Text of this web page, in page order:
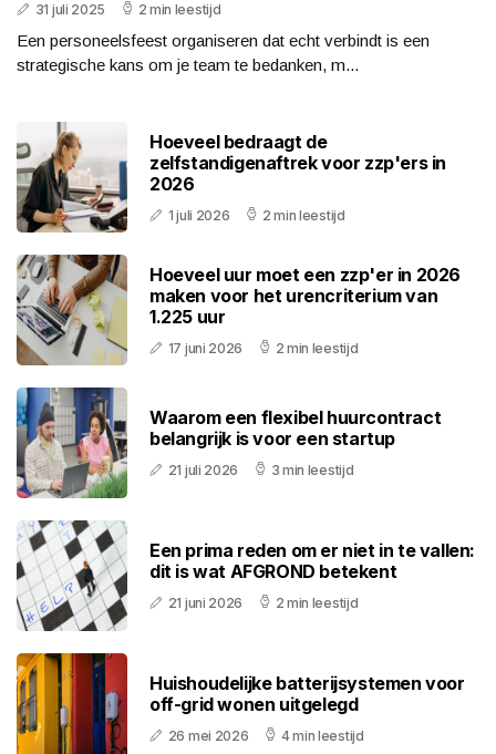
31 juli 2025 2 min leestijd
Een personeelsfeest organiseren dat echt verbindt is een
strategische kans om je team te bedanken, m...
Hoeveel bedraagt de
zelfstandigenaftrek voor zzp'ers in
2026
1 juli 2026 2 min leestijd
Hoeveel uur moet een zzp'er in 2026
maken voor het urencriterium van
1.225 uur
17 juni 2026 2 min leestijd
Waarom een flexibel huurcontract
belangrijk is voor een startup
21 juli 2026 3 min leestijd
Een prima reden om er niet in te vallen:
dit is wat AFGROND betekent
21 juni 2026 2 min leestijd
Huishoudelijke batterijsystemen voor
off-grid wonen uitgelegd
26 mei 2026 4 min leestijd